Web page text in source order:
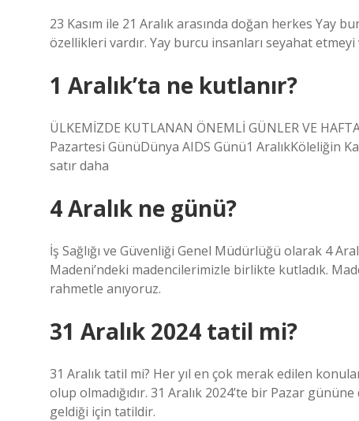
23 Kasım ile 21 Aralık arasında doğan herkes Yay
özellikleri vardır. Yay burcu insanları seyahat
1 Aralık’ta ne kutlanır?
ÜLKEMİZDE KUTLANAN ÖNEMLİ GÜNLER VE
Pazartesi GünüDünya AIDS Günü1 AralıkKöleliğin
satır daha
4 Aralık ne günü?
İş Sağlığı ve Güvenliği Genel Müdürlüğü olarak 4
Madeni’ndeki madencilerimizle birlikte kutladık.
rahmetle anıyoruz.
31 Aralık 2024 tatil mi?
31 Aralık tatil mi? Her yıl en çok merak edilen
olup olmadığıdır. 31 Aralık 2024’te bir Pazar
geldiği için tatildir.